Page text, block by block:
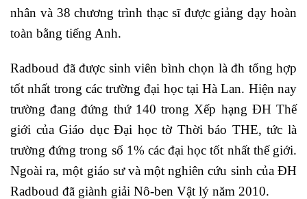
nhân và 38 chương trình thạc sĩ được giảng dạy hoàn
toàn bằng tiếng Anh.
Radboud đã được sinh viên bình chọn là đh tổng hợp
tốt nhất trong các trường đại học tại Hà Lan. Hiện nay
trường đang đứng thứ 140 trong Xếp hạng ĐH Thế
giới của Giáo dục Đại học tờ Thời báo THE, tức là
trường đứng trong số 1% các đại học tốt nhất thế giới.
Ngoài ra, một giáo sư và một nghiên cứu sinh của ĐH
Radboud đã giành giải Nô-ben Vật lý năm 2010.